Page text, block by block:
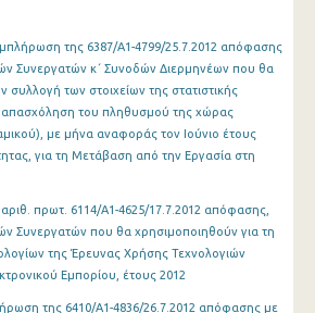
της 6387/Α1-4799/25.7.2012 απόφασης
Συνεργατών κ΄ Συνοδών Διερμηνέων που θα
συλλογή των στοιχείων της στατιστικής
απασχόληση του πληθυσμού της χώρας
με μήνα αναφοράς τον Ιούνιο έτους
για τη Μετάβαση από την Εργασία στη
πρωτ. 6114/Α1-4625/17.7.2012 απόφασης,
Συνεργατών που θα χρησιμοποιηθούν για τη
της Έρευνας Χρήσης Τεχνολογιών
Εμπορίου, έτους 2012
της 6410/Α1-4836/26.7.2012 απόφασης με